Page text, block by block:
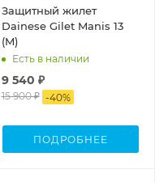
Защитный жилет
Dainese Gilet Manis 13
(M)
Есть в наличии
9 540 ₽
15 900 ₽ -40%
ПОДРОБНЕЕ